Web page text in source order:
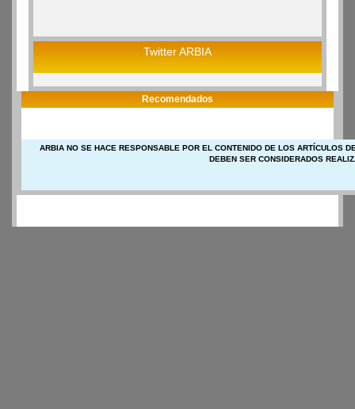
Twitter ARBIA
Recomendados
ARBIA NO SE HACE RESPONSABLE POR EL CONTENIDO DE LOS ARTÍCULOS
DEBEN SER CONSIDERADOS